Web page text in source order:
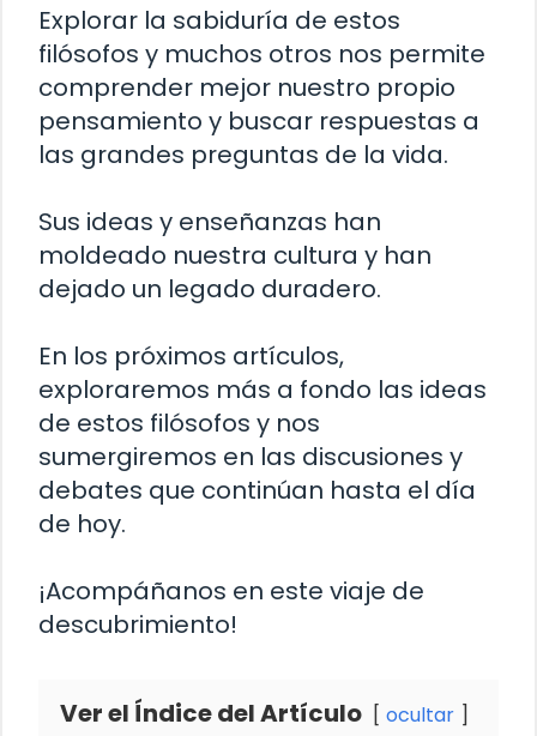
Explorar la sabiduría de estos
filósofos y muchos otros nos permite
comprender mejor nuestro propio
pensamiento y buscar respuestas a
las grandes preguntas de la vida.
Sus ideas y enseñanzas han
moldeado nuestra cultura y han
dejado un legado duradero.
En los próximos artículos,
exploraremos más a fondo las ideas
de estos filósofos y nos
sumergiremos en las discusiones y
debates que continúan hasta el día
de hoy.
¡Acompáñanos en este viaje de
descubrimiento!
Ver el Índice del Artículo ocultar